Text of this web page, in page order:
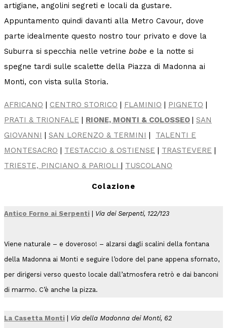
artigiane, angolini segreti e locali da gustare.
Appuntamento quindi davanti alla Metro Cavour, dove
parte idealmente questo nostro tour privato e dove la
Suburra si specchia nelle vetrine bobe e la notte si
spegne tardi sulle scalette della Piazza di Madonna ai
Monti, con vista sulla Storia.
AFRICANO | CENTRO STORICO | FLAMINIO | PIGNETO |
PRATI & TRIONFALE | RIONE, MONTI & COLOSSEO | SAN
GIOVANNI | SAN LORENZO & TERMINI | TALENTI E
MONTESACRO | TESTACCIO & OSTIENSE | TRASTEVERE |
TRIESTE, PINCIANO & PARIOLI | TUSCOLANO
Colazione
Antico Forno ai Serpenti Via dei Serpenti, 122/123
Viene naturale – e doveroso! – alzarsi dagli scalini della fontana
della Madonna ai Monti e seguire l’odore del pane appena sfornato,
per dirigersi verso questo locale dall’atmosfera retrò e dai banconi
di marmo. C’è anche la pizza.
La Casetta Monti Via della Madonna dei Monti, 62